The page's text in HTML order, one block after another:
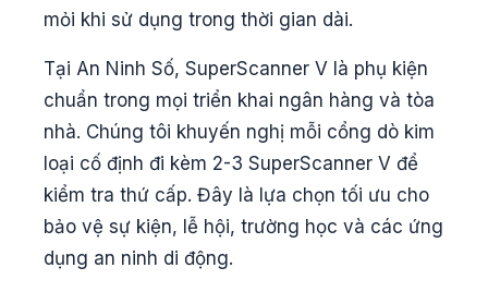
mỏi khi sử dụng trong thời gian dài.
Tại An Ninh Số, SuperScanner V là phụ kiện
chuẩn trong mọi triển khai ngân hàng và tòa
nhà. Chúng tôi khuyến nghị mỗi cổng dò kim
loại cố định đi kèm 2-3 SuperScanner V để
kiểm tra thứ cấp. Đây là lựa chọn tối ưu cho
bảo vệ sự kiện, lễ hội, trường học và các ứng
dụng an ninh di động.